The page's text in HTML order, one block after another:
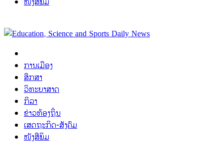
ການເມືອງ
ສຶກສາ
ວິທະຍາສາດ
ກິລາ
ຂ່າວທ້ອງຖິ່ນ
ເສດຖະກິດ-ສັງຄົມ
ໜັງສືພິມ